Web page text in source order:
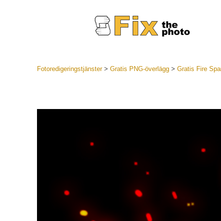
Fotoredigeringstjänster> Gratis PNG-överlägg> Gratis Fire